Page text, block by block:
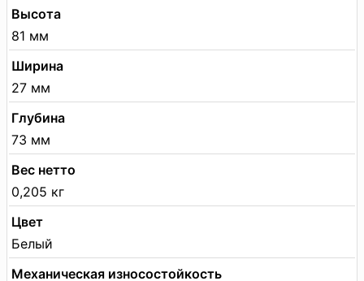
Высота
81 мм
Ширина
27 мм
Глубина
73 мм
Вес нетто
0,205 кг
Цвет
Белый
Механическая износостойкость